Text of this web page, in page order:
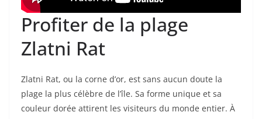
Profiter de la plage
Zlatni Rat
Zlatni Rat, ou la corne d’or, est sans aucun doute la
plage la plus célèbre de l’île. Sa forme unique et sa
couleur dorée attirent les visiteurs du monde entier. À